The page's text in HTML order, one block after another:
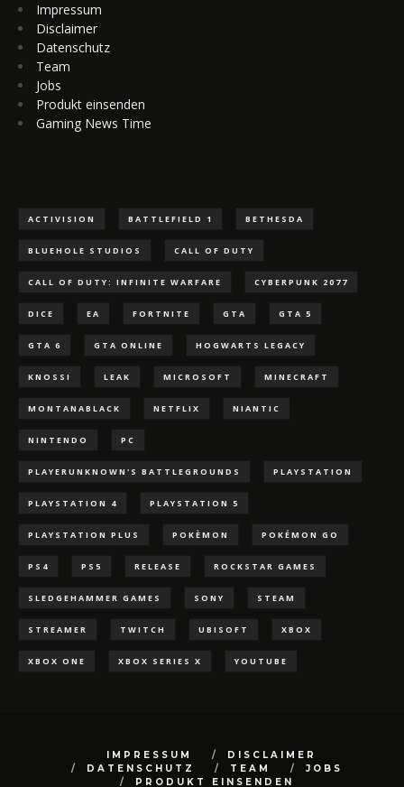
Impressum
Disclaimer
Datenschutz
Team
Jobs
Produkt einsenden
Gaming News Time
ACTIVISION BATTLEFIELD 1 BETHESDA
BLUEHOLE STUDIOS CALL OF DUTY
CALL OF DUTY: INFINITE WARFARE CYBERPUNK 2077
DICE EA FORTNITE GTA GTA 5
GTA 6 GTA ONLINE HOGWARTS LEGACY
KNOSSI LEAK MICROSOFT MINECRAFT
MONTANABLACK NETFLIX NIANTIC
NINTENDO PC
PLAYERUNKNOWN'S BATTLEGROUNDS PLAYSTATION
PLAYSTATION 4 PLAYSTATION 5
PLAYSTATION PLUS POKÈMON POKÉMON GO
PS4 PS5 RELEASE ROCKSTAR GAMES
SLEDGEHAMMER GAMES SONY STEAM
STREAMER TWITCH UBISOFT XBOX
XBOX ONE XBOX SERIES X YOUTUBE
IMPRESSUM
DISCLAIMER
DATENSCHUTZ
TEAM
JOBS
PRODUKT EINSENDEN